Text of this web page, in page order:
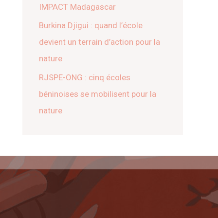
IMPACT Madagascar
Burkina Djigui : quand l’école
devient un terrain d’action pour la
nature
RJSPE-ONG : cinq écoles
béninoises se mobilisent pour la
nature